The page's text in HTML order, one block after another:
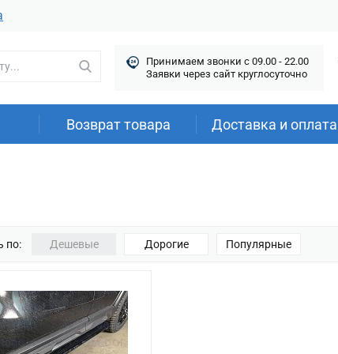
Принимаем звонки c 09.00 - 22.00
Заявки через сайт круглосуточно
Возврат товара Доставка и оплата
по: Дешевые Дорогие Популярные